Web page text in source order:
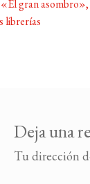
Anterior:
«El gran
librerías
Deja una
Tu dirección